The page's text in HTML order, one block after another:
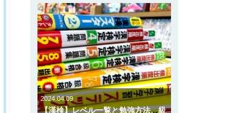
2024.04.09
【漢検】レベル一覧と勉強方法、級